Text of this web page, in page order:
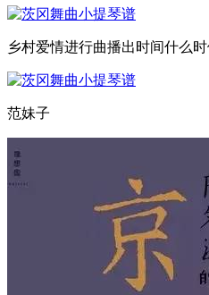
乡村爱情进行曲播出时间什么
范妹子